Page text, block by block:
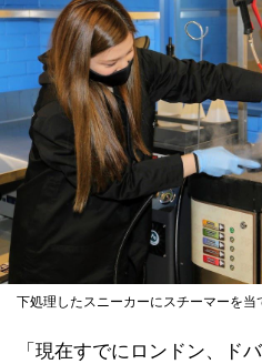
下処理したスニーカーにスチーマーを
「現在すでにロンドン、ド